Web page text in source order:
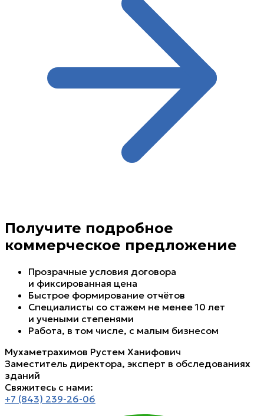
Получите подробное
коммерческое предложение
Прозрачные условия договора
и фиксированная цена
Быстрое формирование отчётов
Специалисты со стажем не менее 10 лет
и учеными степенями
Работа, в том числе, с малым бизнесом
Мухаметрахимов Рустем Ханифович
Заместитель директора, эксперт в обследованиях
зданий
Свяжитесь с нами:
+7 (843) 239-26-06